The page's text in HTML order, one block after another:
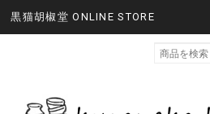
黒猫胡椒堂 ONLINE STORE